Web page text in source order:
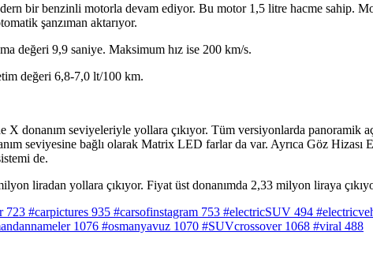
bir benzinli motorla devam ediyor. Bu motor 1,5 litre hacme sahip.
şanzıman aktarıyor.
değeri 9,9 saniye. Maksimum hız ise 200 km/s.
değeri 6,8-7,0 lt/100 km.
donanım seviyeleriyle yollara çıkıyor. Tüm versiyonlarda panoramik
seviyesine bağlı olarak Matrix LED farlar da var. Ayrıca Göz Hizası
de.
liradan yollara çıkıyor. Fiyat üst donanımda 2,33 milyon liraya
723 #carpictures 935 #carsofinstagram 753 #electricSUV 494
1076 #osmanyavuz 1070 #SUVcrossover 1068 #viral 488